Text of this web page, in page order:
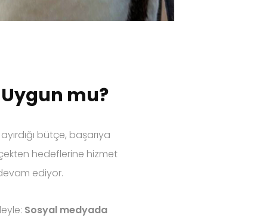
mu?
bütçe, başarıya
hedeflerine hizmet
ediyor.
Sosyal medyada